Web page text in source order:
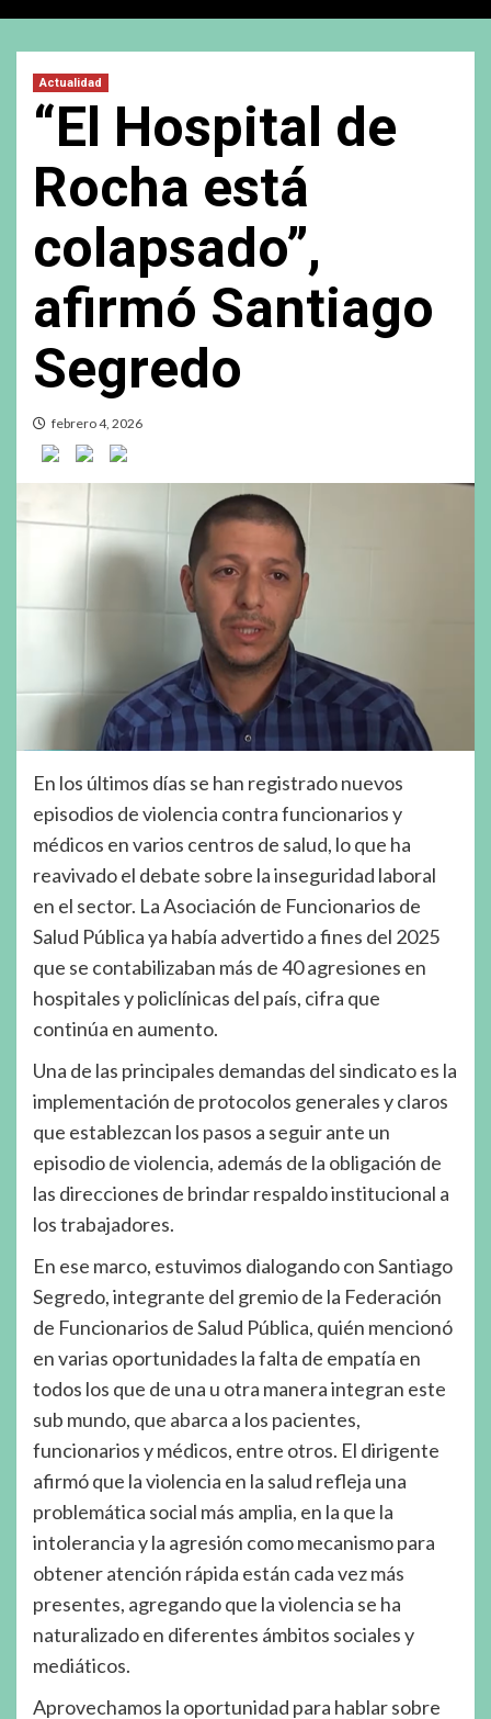
Actualidad
“El Hospital de
Rocha está
colapsado”,
afirmó Santiago
Segredo
febrero 4, 2026
En los últimos días se han registrado nuevos
episodios de violencia contra funcionarios y
médicos en varios centros de salud, lo que ha
reavivado el debate sobre la inseguridad laboral
en el sector. La Asociación de Funcionarios de
Salud Pública ya había advertido a fines del 2025
que se contabilizaban más de 40 agresiones en
hospitales y policlínicas del país, cifra que
continúa en aumento.
Una de las principales demandas del sindicato es la
implementación de protocolos generales y claros
que establezcan los pasos a seguir ante un
episodio de violencia, además de la obligación de
las direcciones de brindar respaldo institucional a
los trabajadores.
En ese marco, estuvimos dialogando con Santiago
Segredo, integrante del gremio de la Federación
de Funcionarios de Salud Pública, quién mencionó
en varias oportunidades la falta de empatía en
todos los que de una u otra manera integran este
sub mundo, que abarca a los pacientes,
funcionarios y médicos, entre otros. El dirigente
afirmó que la violencia en la salud refleja una
problemática social más amplia, en la que la
intolerancia y la agresión como mecanismo para
obtener atención rápida están cada vez más
presentes, agregando que la violencia se ha
naturalizado en diferentes ámbitos sociales y
mediáticos.
Aprovechamos la oportunidad para hablar sobre